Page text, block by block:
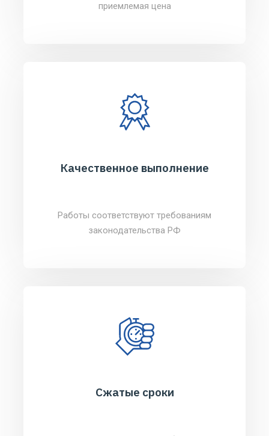
приемлемая цена
Качественное выполнение
Работы соответствуют требованиям
законодательства РФ
Сжатые сроки